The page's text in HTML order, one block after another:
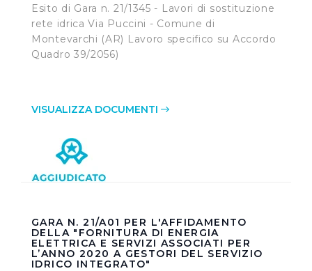
Esito di Gara n. 21/1345 - Lavori di sostituzione
rete idrica Via Puccini - Comune di
Montevarchi (AR) Lavoro specifico su Accordo
Quadro 39/2056)
VISUALIZZA DOCUMENTI
GARA N. 21/A01 PER L'AFFIDAMENTO
DELLA "FORNITURA DI ENERGIA
ELETTRICA E SERVIZI ASSOCIATI PER
L’ANNO 2020 A GESTORI DEL SERVIZIO
IDRICO INTEGRATO"